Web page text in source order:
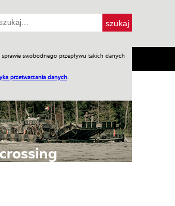
swobodnego przepływu takich danych
przetwarzania danych
Praca w WIW